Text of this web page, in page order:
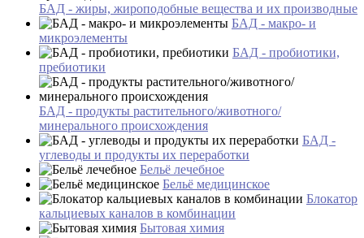
БАД - жиры, жироподобные вещества и их производные
БАД - макро- и
микроэлементы
БАД - пробиотики,
пребиотики
БАД - продукты растительного/животного/
минерального происхождения
БАД -
углеводы и продукты их переработки
Бельё лечебное
Бельё медицинское
Блокатор
кальциевых каналов в комбинации
Бытовая химия